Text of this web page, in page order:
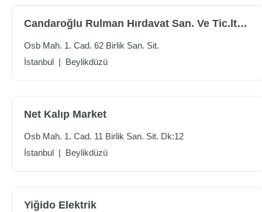
Candaroğlu Rulman Hırdavat San. Ve Tic.ltd.şti.
Osb Mah. 1. Cad. 62 Birlik San. Sit.
İstanbul | Beylikdüzü
Net Kalıp Market
Osb Mah. 1. Cad. 11 Birlik San. Sit. Dk:12
İstanbul | Beylikdüzü
Yiğido Elektrik